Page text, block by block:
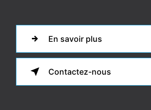
En savoir plus
Contactez-nous